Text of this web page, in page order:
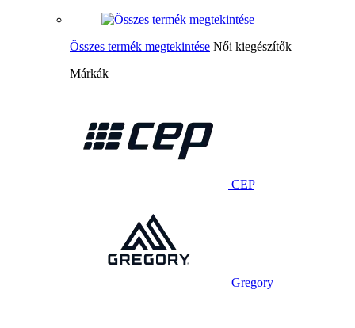
Összes termék megtekintése Női kiegészítők
Márkák
CEP
Gregory